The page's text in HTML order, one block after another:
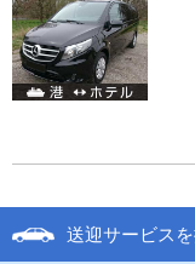
送迎サービス